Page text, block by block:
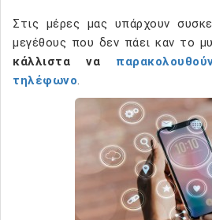
Στις μέρες μας υπάρχουν
μεγέθους που δεν πάει καν το
κάλλιστα να
τηλέφωνο.